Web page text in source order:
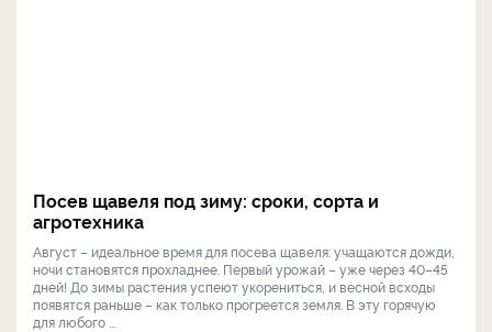
Посев щавеля под зиму: сроки, сорта и
агротехника
Август – идеальное время для посева щавеля: учащаются дожди,
ночи становятся прохладнее. Первый урожай – уже через 40–45
дней! До зимы растения успеют укорениться, и весной всходы
появятся раньше – как только прогреется земля. В эту горячую
для любого ...